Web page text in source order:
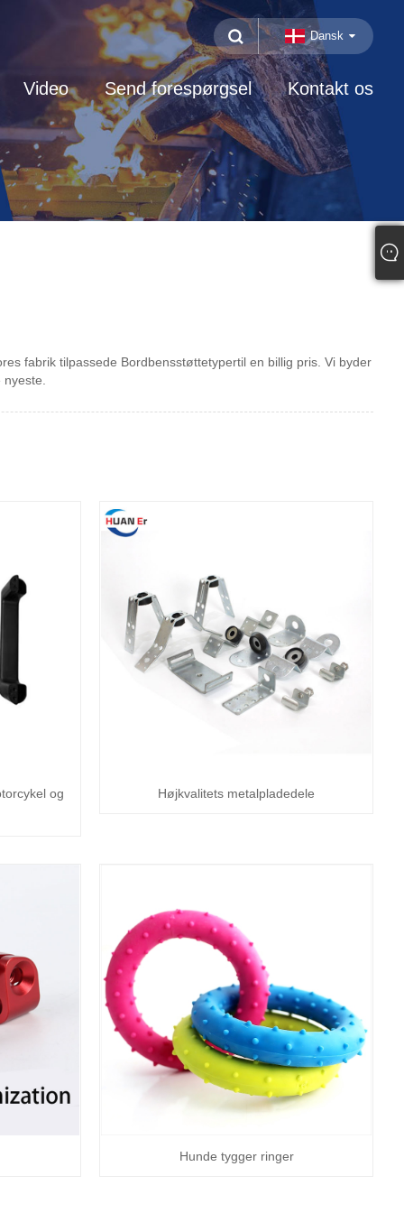
Dansk
Video Send forespørgsel Kontakt os
fabrik tilpassede Bordbensstøttetypertil en billig pris. Vi byder
og
Højkvalitets metalpladedele
Hunde tygger ringer